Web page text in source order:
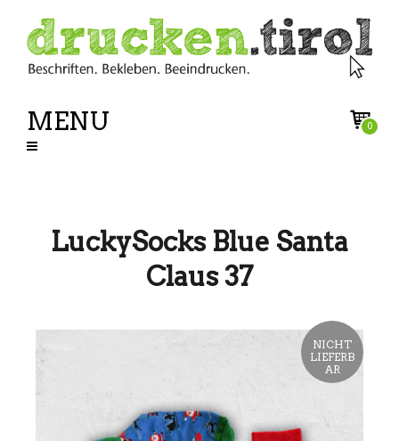
MENU 0
LuckySocks Blue Santa
Claus 37
NICHT
LIEFERB
AR